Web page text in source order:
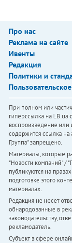
Про нас
Реклама на сайте
Ивенты
Редакция
Политики и
При полном или
гиперссылка на LB.ua
воспроизведение или
содержится ссылка на
Группа" запрещено.
Материалы, которые
"Новости компаний" /
публикуются на
подготовке этого
материалах.
Редакция не несет
обнародованные в
законодательству,
рекламодатель.
Субъект в сфере